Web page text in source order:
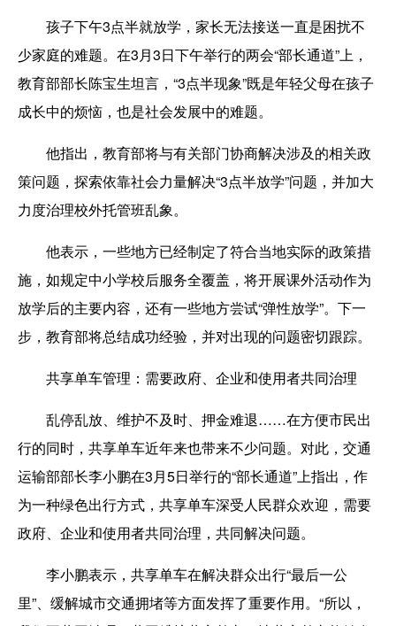
孩子下午3点半就放学，家长无法接送一直是困扰不
少家庭的难题。在3月3日下午举行的两会“部长通道”上，
教育部部长陈宝生坦言，“3点半现象”既是年轻父母在孩子
成长中的烦恼，也是社会发展中的难题。
他指出，教育部将与有关部门协商解决涉及的相关政
策问题，探索依靠社会力量解决“3点半放学”问题，并加大
力度治理校外托管班乱象。
他表示，一些地方已经制定了符合当地实际的政策措
施，如规定中小学校后服务全覆盖，将开展课外活动作为
放学后的主要内容，还有一些地方尝试“弹性放学”。下一
步，教育部将总结成功经验，并对出现的问题密切跟踪。
共享单车管理：需要政府、企业和使用者共同治理
乱停乱放、维护不及时、押金难退……在方便市民出
行的同时，共享单车近年来也带来不少问题。对此，交通
运输部部长李小鹏在3月5日举行的“部长通道”上指出，作
为一种绿色出行方式，共享单车深受人民群众欢迎，需要
政府、企业和使用者共同治理，共同解决问题。
李小鹏表示，共享单车在解决群众出行“最后一公
里”、缓解城市交通拥堵等方面发挥了重要作用。“所以，